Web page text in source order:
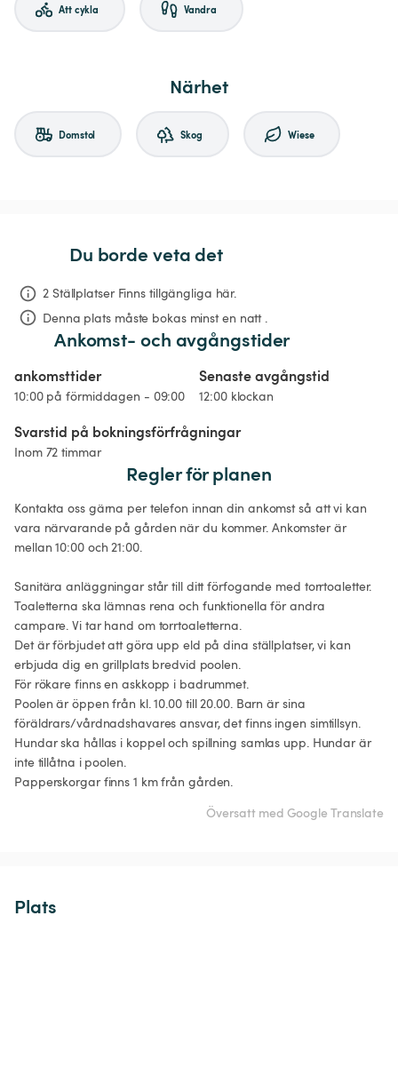
Att cykla Vandra
Närhet
Domstol Skog Wiese
Du borde veta det
2 Ställplatser Finns tillgängliga här.
Denna plats måste bokas minst en natt .
Ankomst- och avgångstider
ankomsttider
10:00 på förmiddagen - 09:00
Senaste avgångstid
12:00 klockan
Svarstid på bokningsförfrågningar
Inom 72 timmar
Regler för planen
Kontakta oss gärna per telefon innan din ankomst så att vi kan
vara närvarande på gården när du kommer. Ankomster är
mellan 10:00 och 21:00.
Sanitära anläggningar står till ditt förfogande med torrtoaletter.
Toaletterna ska lämnas rena och funktionella för andra
campare. Vi tar hand om torrtoaletterna.
Det är förbjudet att göra upp eld på dina ställplatser, vi kan
erbjuda dig en grillplats bredvid poolen.
För rökare finns en askkopp i badrummet.
Poolen är öppen från kl. 10.00 till 20.00. Barn är sina
föräldrars/vårdnadshavares ansvar, det finns ingen simtillsyn.
Hundar ska hållas i koppel och spillning samlas upp. Hundar är
inte tillåtna i poolen.
Papperskorgar finns 1 km från gården.
Översatt med Google Translate
Plats